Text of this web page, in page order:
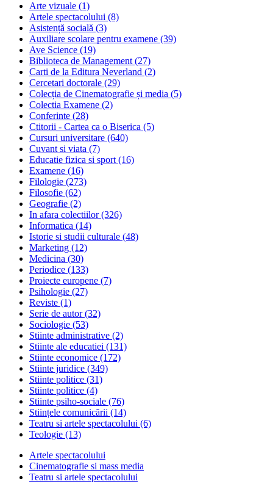
Arte vizuale (1)
Artele spectacolului (8)
Asistență socială (3)
Auxiliare scolare pentru examene (39)
Ave Science (19)
Biblioteca de Management (27)
Carti de la Editura Neverland (2)
Cercetari doctorale (29)
Colecția de Cinematografie și media (5)
Colectia Examene (2)
Conferinte (28)
Ctitorii - Cartea ca o Biserica (5)
Cursuri universitare (640)
Cuvant si viata (7)
Educatie fizica si sport (16)
Examene (16)
Filologie (273)
Filosofie (62)
Geografie (2)
In afara colectiilor(326)
Informatica (14)
Istorie si studii culturale (48)
Marketing (12)
Medicina (30)
Periodice (133)
Proiecte europene (7)
Psihologie (27)
Reviste (1)
Serie de autor(32)
Sociologie (53)
Stiinte administrative (2)
Stiinte ale educatiei (131)
Stiinte economice (172)
Stiinte juridice (349)
Stiinte politice (31)
Stiinte politice (4)
Stiinte psiho-sociale (76)
Stiințele comunicării (14)
Teatru si artele spectacolului (6)
Teologie (13)
Artele spectacolului
Cinematografie si mass media
Teatru si artele spectacolului